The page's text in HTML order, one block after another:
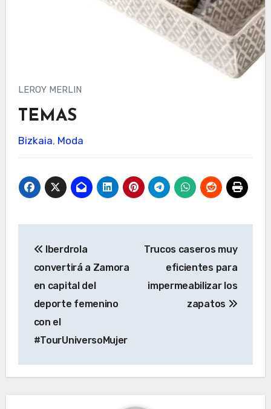
LEROY MERLIN
TEMAS
Bizkaia, Moda
de
entradas
Iberdrola
convertirá a Zamora
en capital del
deporte femenino
con el
#TourUniversoMujer
Trucos caseros muy
eficientes para
impermeabilizar los
zapatos